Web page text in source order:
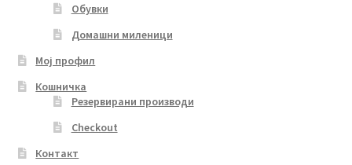
Обувки
Домашни миленици
Мој профил
Кошничка
Резервирани производи
Checkout
Контакт